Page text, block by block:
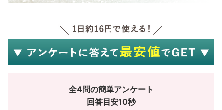
全4問の簡単アンケート
回答目安10秒